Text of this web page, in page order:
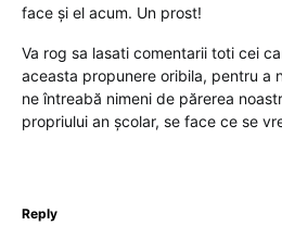
face și el acum. Un prost!
Va rog sa lasati comentarii toti cei
aceasta propunere oribila, pentru a
ne întreabă nimeni de părerea
propriului an școlar, se face ce se
Reply